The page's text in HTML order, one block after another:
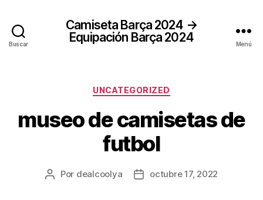
Buscar
Camiseta Barça 2024 →
Equipación Barça 2024
Menú
Categorías
UNCATEGORIZED
museo de camisetas de
futbol
Autor
Por dealcoolya
Fechaoctubre 17, 2022